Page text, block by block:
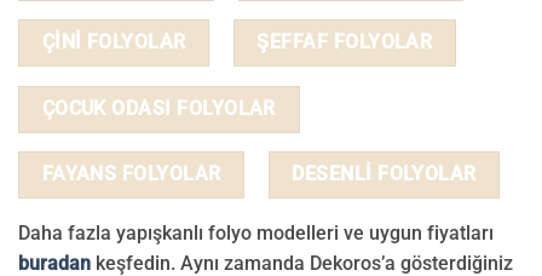
ÇİNİ FOLYOLAR ŞEFFAF FOLYOLAR
ÇOCUK ODASI FOLYOLAR
FAYANS FOLYOLAR DESENLİ FOLYOLAR
Daha fazla yapışkanlı folyo modelleri ve uygun fiyatları
buradan keşfedin. Aynı zamanda Dekoros’a gösterdiğiniz